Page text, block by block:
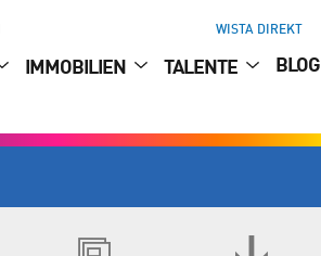
WISTA DIREKT
IMMOBILIEN TALENTE BLOG